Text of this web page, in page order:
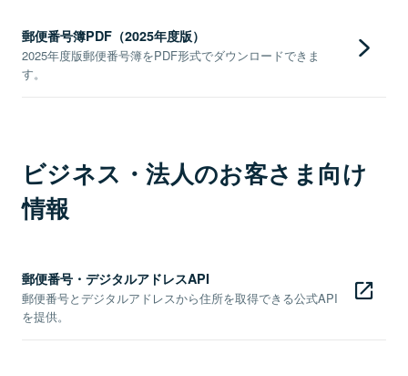
郵便番号簿PDF（2025年度版）
2025年度版郵便番号簿をPDF形式でダウンロードできま
す。
ビジネス・法人のお客さま向け
情報
郵便番号・デジタルアドレスAPI
郵便番号とデジタルアドレスから住所を取得できる公式API
を提供。